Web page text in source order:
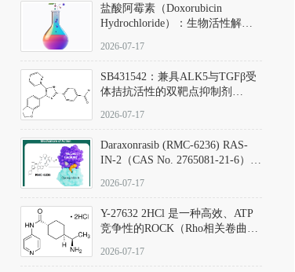
盐酸阿霉素（Doxorubicin
Hydrochloride）：生物活性解
范
2026-07-17
SB431542：兼具ALK5与TGFβ受
体拮抗活性的双靶点抑制剂
D801067）
2026-07-17
Daraxonrasib (RMC-6236) RAS-
IN-2（CAS No. 2765081-21-6）：
向KRAS/NRAS/HRAS的广谱RAS
2026-07-17
Y-27632 2HCl 是一种高效、ATP
竞争性的ROCK（Rho相关卷曲螺
同等抑制ROCK1与ROCK2；其通
2026-07-17